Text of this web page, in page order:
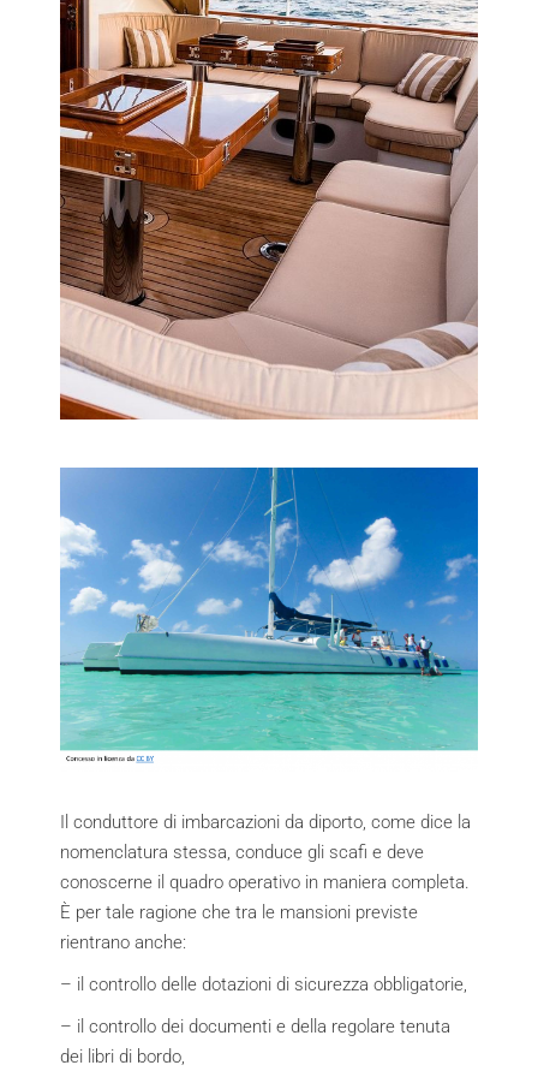
Il conduttore di imbarcazioni da diporto, come dice la
nomenclatura stessa, conduce gli scafi e deve
conoscerne il quadro operativo in maniera completa.
È per tale ragione che tra le mansioni previste
rientrano anche:
– il controllo delle dotazioni di sicurezza obbligatorie,
– il controllo dei documenti e della regolare tenuta
dei libri di bordo,